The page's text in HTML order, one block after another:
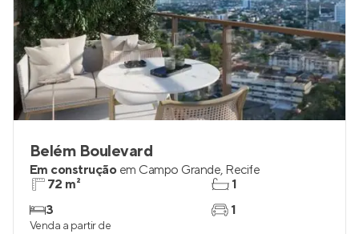
Belém Boulevard
Em construção em Campo Grande, Recife
72 m²
3
1
1
Venda a partir de